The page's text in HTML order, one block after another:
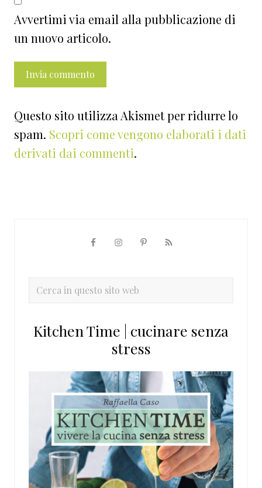
Avvertimi via email alla pubblicazione di
un nuovo articolo.
Questo sito utilizza Akismet per ridurre lo
spam. Scopri come vengono elaborati i dati
derivati dai commenti.
primaria
Cerca
sito
Kitchen Time | cucinare senza
stress